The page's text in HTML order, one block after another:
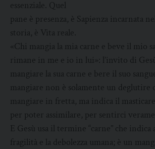
essenziale. Quel
pane è presenza, è Sapienza incarnata
storia, è Vita reale.
«Chi mangia la mia carne e beve il mio
rimane in me e io in lui»: l’invito di
mangiare la sua carne e bere il suo
mangiare non è solamente un deglutire
mangiare in fretta, ma indica il
per poter assimilare, per sentirci
E Gesù usa il termine “carne” che indica
fragilità e la debolezza umana; è un